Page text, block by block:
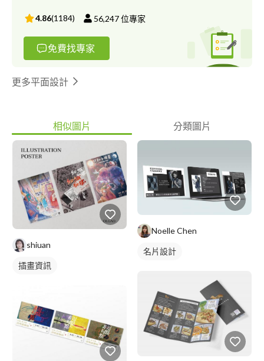
4.86(1184) 56,247位專家
免費找專家
更多平面設計
相似圖片 分類圖片
shiuan
插畫資訊
Noelle Chen
名片設計